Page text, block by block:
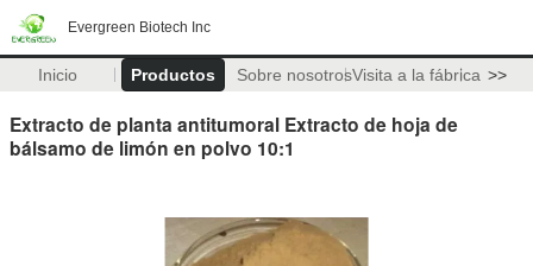
Evergreen Biotech Inc
Inicio Productos Sobre nosotrosVisita a la fábrica >>
Extracto de planta antitumoral Extracto de hoja de
bálsamo de limón en polvo 10:1